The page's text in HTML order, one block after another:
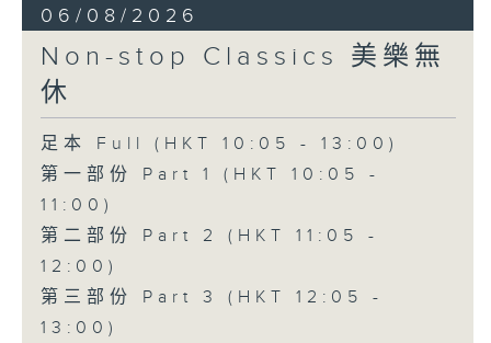
06/08/2026
Non-stop Classics 美樂無
休
足本 Full (HKT 10:05 - 13:00)
第一部份 Part 1 (HKT 10:05 -
11:00)
第二部份 Part 2 (HKT 11:05 -
12:00)
第三部份 Part 3 (HKT 12:05 -
13:00)